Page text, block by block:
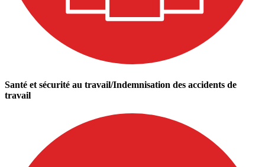
Santé et sécurité au travail/Indemnisation des accidents de
travail